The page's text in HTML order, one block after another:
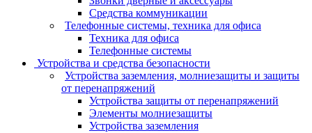
Средства коммуникации
Телефонные системы, техника для офиса
Техника для офиса
Телефонные системы
Устройства и средства безопасности
Устройства заземления, молниезащиты и защиты
от перенапряжений
Устройства защиты от перенапряжений
Элементы молниезащиты
Устройства заземления